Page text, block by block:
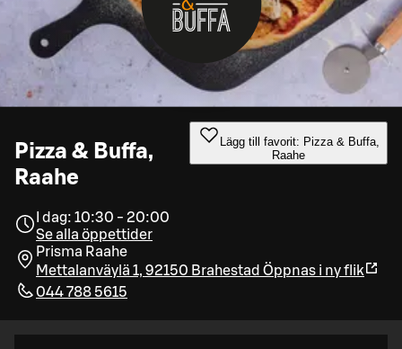
Pizza & Buffa,
Raahe
Lägg till favorit: Pizza & Buffa,
Raahe
I dag: 10:30 - 20:00
Se alla öppettider
Prisma Raahe
Mettalanväylä 1, 92150 Brahestad Öppnas i ny flik
044 788 5615